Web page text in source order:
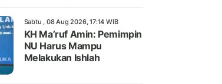
Sabtu , 08 Aug 2026, 17:14 WIB
KH Ma’ruf Amin: Pemimpin
NU Harus Mampu
Melakukan Ishlah